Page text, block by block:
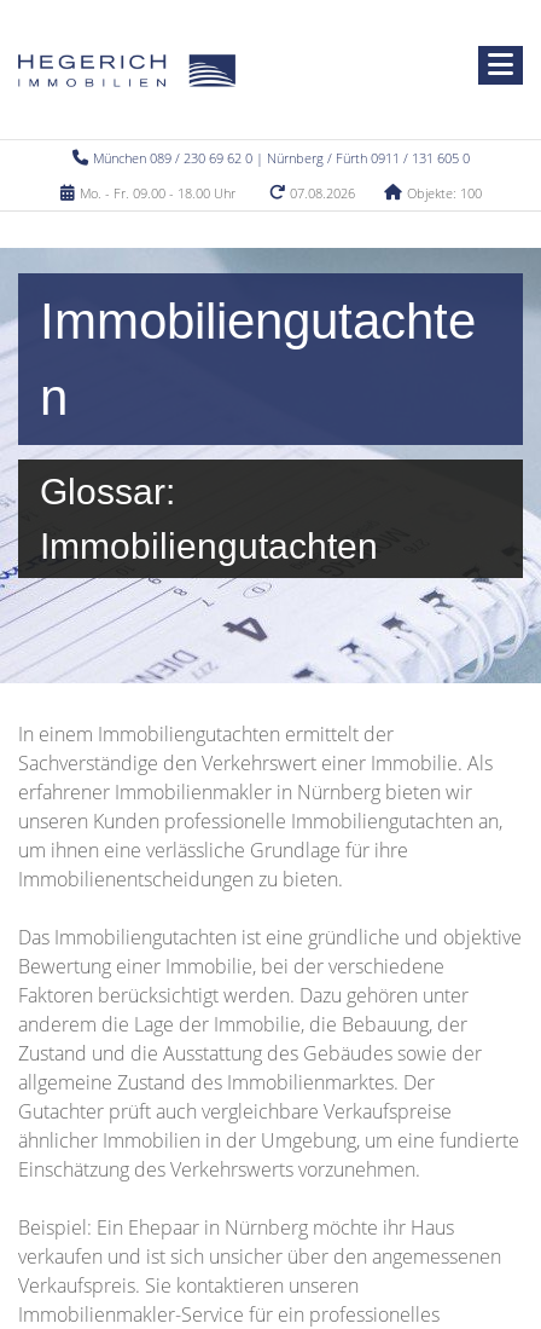
München 089 / 230 69 62 0 | Nürnberg / Fürth 0911 / 131 605 0
Mo. - Fr. 09.00 - 18.00 Uhr
07.08.2026 Objekte: 100
Immobiliengutachte
n
Glossar:
Immobiliengutachten
In einem Immobiliengutachten ermittelt der
Sachverständige den Verkehrswert einer Immobilie. Als
erfahrener Immobilienmakler in Nürnberg bieten wir
unseren Kunden professionelle Immobiliengutachten an,
um ihnen eine verlässliche Grundlage für ihre
Immobilienentscheidungen zu bieten.
Das Immobiliengutachten ist eine gründliche und objektive
Bewertung einer Immobilie, bei der verschiedene
Faktoren berücksichtigt werden. Dazu gehören unter
anderem die Lage der Immobilie, die Bebauung, der
Zustand und die Ausstattung des Gebäudes sowie der
allgemeine Zustand des Immobilienmarktes. Der
Gutachter prüft auch vergleichbare Verkaufspreise
ähnlicher Immobilien in der Umgebung, um eine fundierte
Einschätzung des Verkehrswerts vorzunehmen.
Beispiel: Ein Ehepaar in Nürnberg möchte ihr Haus
verkaufen und ist sich unsicher über den angemessenen
Verkaufspreis. Sie kontaktieren unseren
Immobilienmakler-Service für ein professionelles